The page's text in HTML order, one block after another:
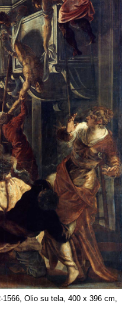
1566, Olio su tela, 400 x 396 cm,